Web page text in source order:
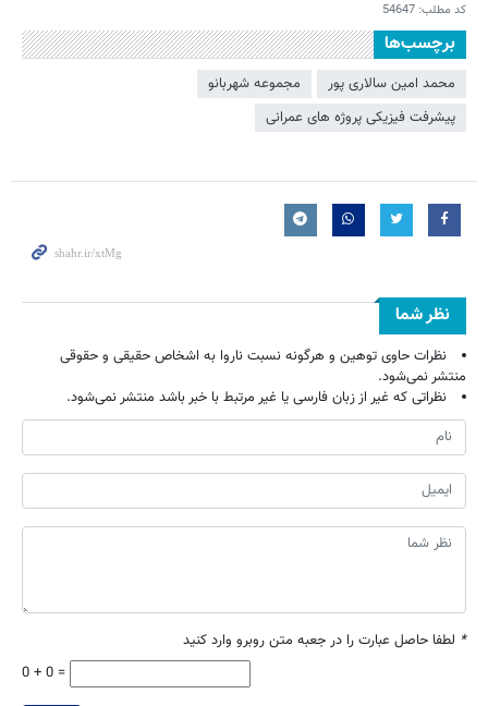
کد مطلب: 54647
برچسب‌ها
محمد امین سالاری پور
مجموعه شهربانو
پیشرفت فیزیکی پروژه های عمرانی
نظر شما
نظرات حاوی توهین و هرگونه نسبت ناروا به اشخاص حقیقی و حقوقی
منتشر نمی‌شود.
نظراتی که غیر از زبان فارسی یا غیر مرتبط با خبر باشد منتشر نمی‌شود.
* لطفا حاصل عبارت را در جعبه متن روبرو وارد کنید
0 + 0 =